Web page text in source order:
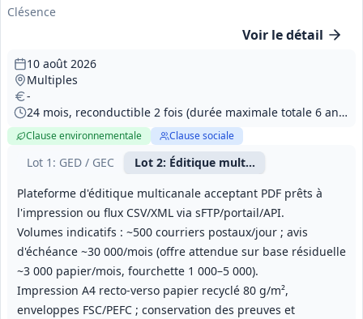
Clésence
Voir le détail
Lot 1 : GED / GEC Lot 2: Éditique multicanale
Plateforme d'éditique multicanale acceptant PDF prêts à
l'impression ou flux CSV/XML via sFTP/portail/API.
Volumes indicatifs : ~500 courriers postaux/jour ; avis
d'échéance ~30 000/mois (offre attendue sur base résiduelle
~3 000 papier/mois, fourchette 1 000–5 000).
Impression A4 recto‑verso papier recyclé 80 g/m²,
enveloppes FSC/PEFC ; conservation des preuves et
10 août 2026
Multiples
-
24 mois, reconductible 2 fois (durée maximale totale 6 ans). Phase de mise en œuvre initiale lot 1 : maximum 12 mois.
Clause environnementale Clause sociale